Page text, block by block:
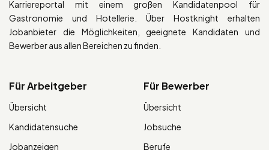
Karriereportal mit einem großen Kandidatenpool für
Gastronomie und Hotellerie. Über Hostknight erhalten
Jobanbieter die Möglichkeiten, geeignete Kandidaten und
Bewerber aus allen Bereichen zu finden.
Für Arbeitgeber
Übersicht
Kandidatensuche
Jobanzeigen
Für Bewerber
Übersicht
Jobsuche
Berufe